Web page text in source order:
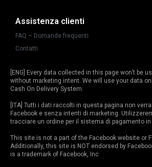
Assistenza clienti
FAQ – Domande frequenti
Contatti
[ENG] Every data collected in this page won’t be
without marketing intent. We will use your data
Cash On Delivery System.
[ITA] Tutti i dati raccolti in questa pagina non
Facebook e senza intenti di marketing.
tracciare un ordine per il sistema di pagamento
This site is not a part of the Facebook website or
Additionally, this site is NOT endorsed by
is a trademark of Facebook, Inc